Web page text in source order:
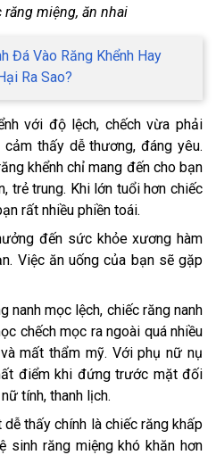
miệng, ăn nhai
Đá Vào Răng Khểnh Hay
Ra Sao?
với độ lệch, chếch vừa phải
thấy dễ thương, đáng yêu.
khểnh chỉ mang đến cho bạn
trẻ trung. Khi lớn tuổi hơn chiếc
rất nhiều phiền toái.
đến sức khỏe xương hàm
Việc ăn uống của bạn sẽ gặp
nanh mọc lệch, chiếc răng nanh
chếch mọc ra ngoài quá nhiều
mất thẩm mỹ. Với phụ nữ nụ
điểm khi đứng trước mặt đối
tính, thanh lịch.
thấy chính là chiếc răng khấp
sinh răng miệng khó khăn hơn